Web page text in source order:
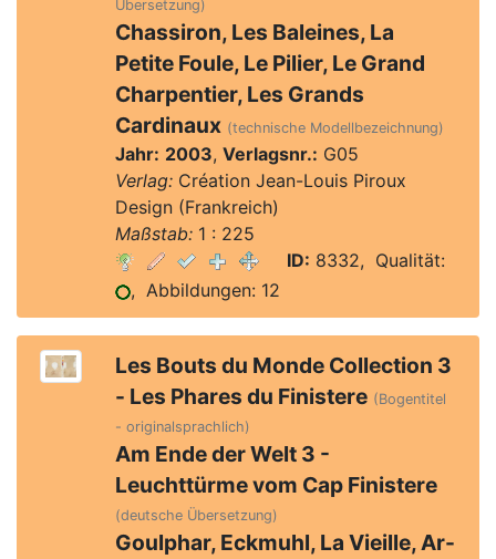
Übersetzung)
Chassiron, Les Baleines, La
Petite Foule, Le Pilier, Le Grand
Charpentier, Les Grands
Cardinaux (technische Modellbezeichnung)
Jahr: 2003, Verlagsnr.: G05
Verlag:Création Jean-Louis Piroux
Design (Frankreich)
Maßstab:1 : 225
ID: 8332, Qualität:
, Abbildungen: 12
Les Bouts du Monde Collection 3
- Les Phares du Finistere (Bogentitel
- originalsprachlich)
Am Ende der Welt 3 -
Leuchttürme vom Cap Finistere
(deutsche Übersetzung)
Goulphar, Eckmuhl, La Vieille, Ar-